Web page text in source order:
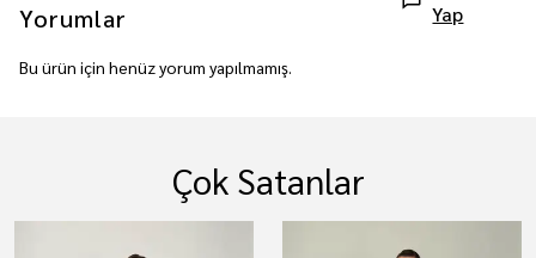
Yorumlar
Yap
Bu ürün için henüz yorum yapılmamış.
Çok Satanlar